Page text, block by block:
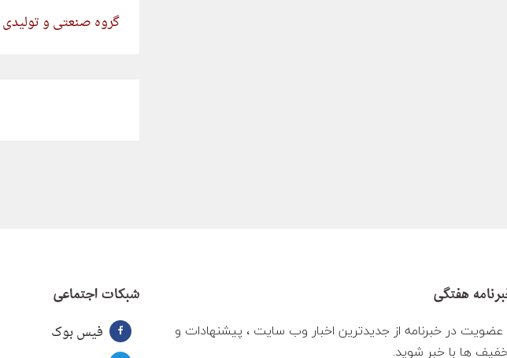
گروه صنعتی و
هفتگی
عضویت در خبرنامه از جدیدترین اخبار وب سایت ، پیشنهادات و
ها با خبر شوید.
شبکات اجتماعی
فیس بوک